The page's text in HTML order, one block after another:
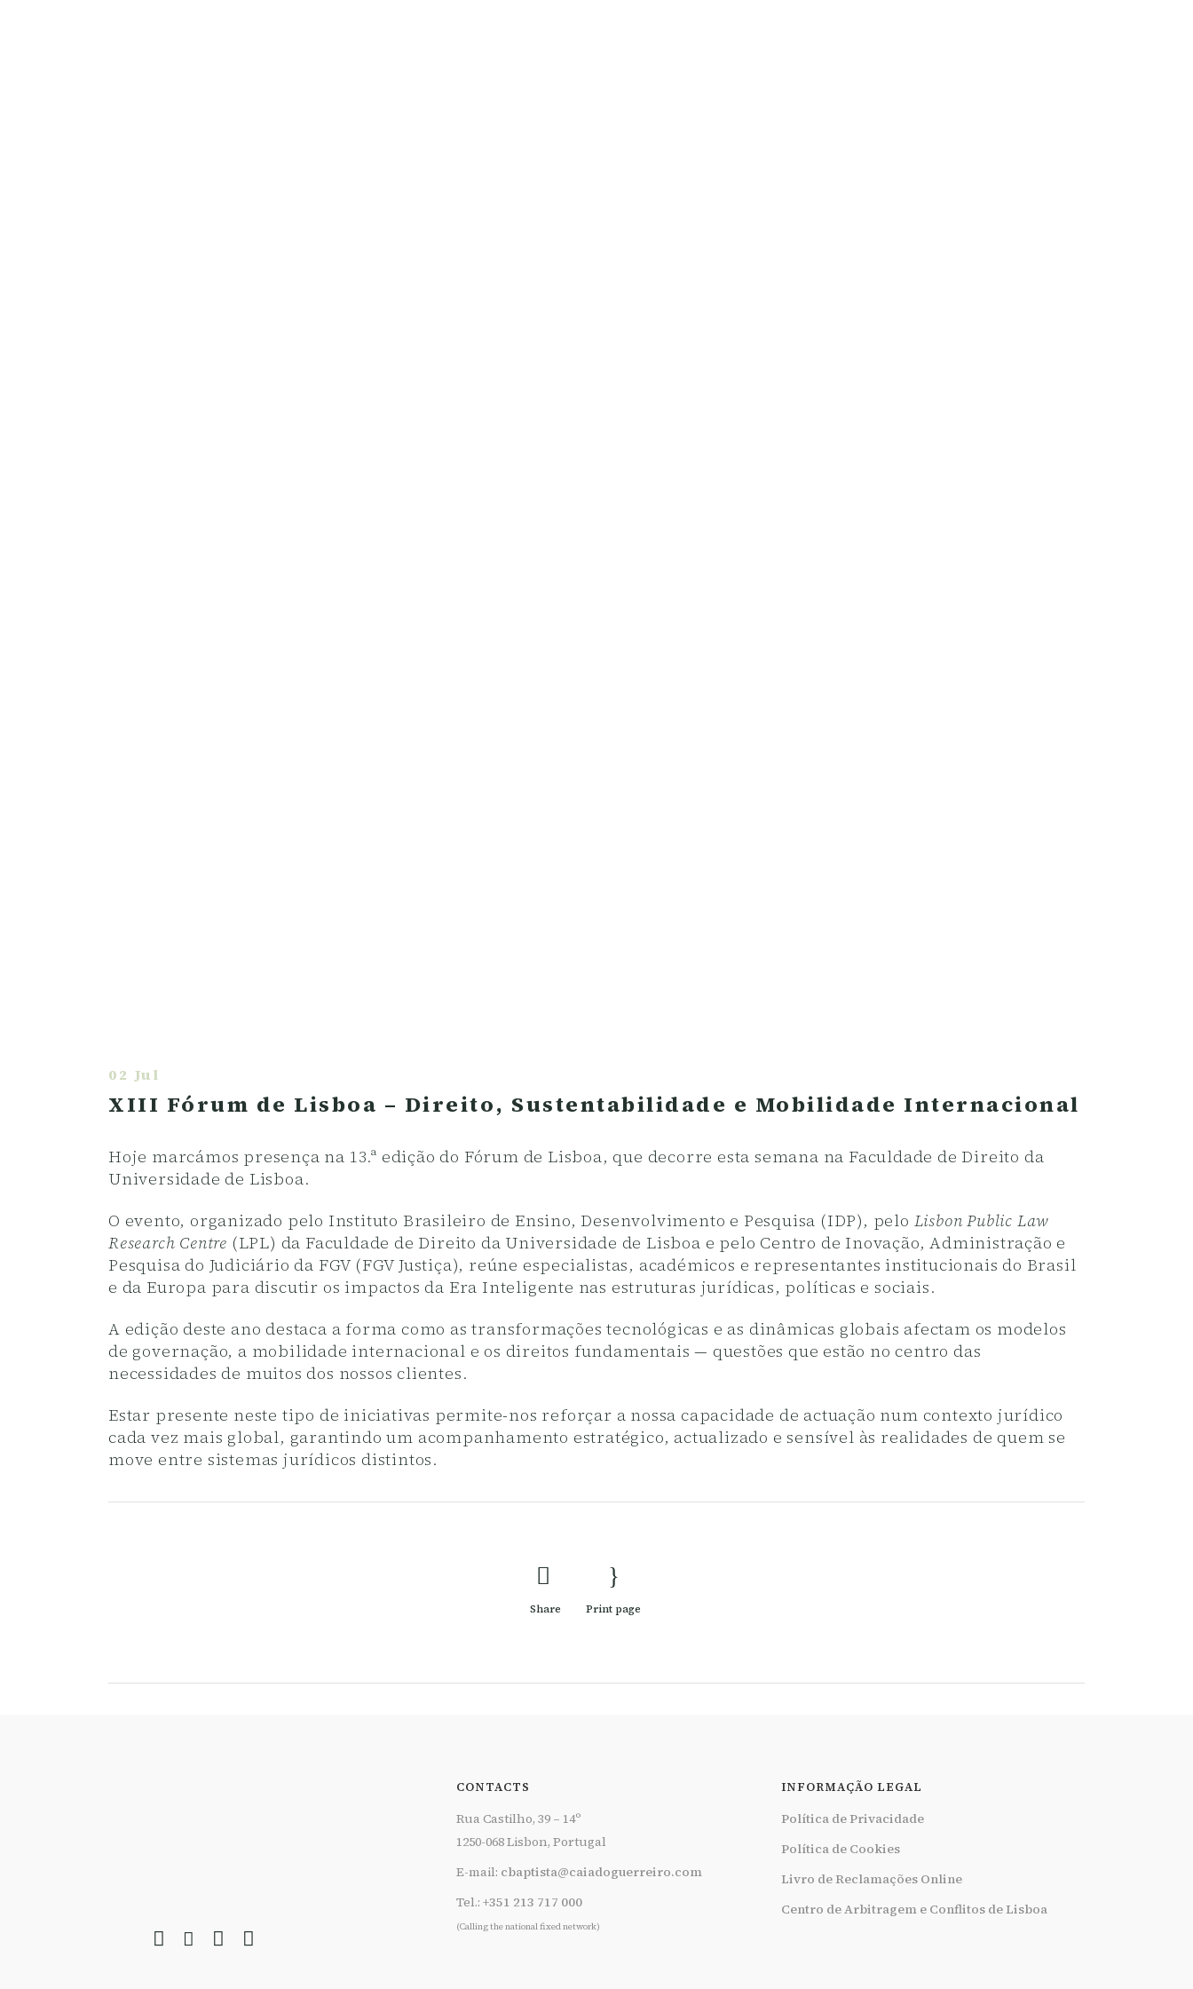
02 Jul
XIII Fórum de Lisboa – Direito, Sustentabilidade e Mobilidade Internacional
Hoje marcámos presença na 13.ª edição do Fórum de Lisboa, que decorre esta semana na Faculdade de Direito da
Universidade de Lisboa.
O evento, organizado pelo Instituto Brasileiro de Ensino, Desenvolvimento e Pesquisa (IDP), pelo Lisbon Public Law
Research Centre (LPL) da Faculdade de Direito da Universidade de Lisboa e pelo Centro de Inovação, Administração e
Pesquisa do Judiciário da FGV (FGV Justiça), reúne especialistas, académicos e representantes institucionais do Brasil
e da Europa para discutir os impactos da Era Inteligente nas estruturas jurídicas, políticas e sociais.
A edição deste ano destaca a forma como as transformações tecnológicas e as dinâmicas globais afectam os modelos
de governação, a mobilidade internacional e os direitos fundamentais — questões que estão no centro das
necessidades de muitos dos nossos clientes.
Estar presente neste tipo de iniciativas permite-nos reforçar a nossa capacidade de actuação num contexto jurídico
cada vez mais global, garantindo um acompanhamento estratégico, actualizado e sensível às realidades de quem se
move entre sistemas jurídicos distintos.
Share Print page
CONTACTS
Rua Castilho, 39 – 14º
1250-068 Lisbon, Portugal
E-mail: cbaptista@caiadoguerreiro.com
Tel.: +351 213 717 000
(Calling the national fixed network)
INFORMAÇÃO LEGAL
Política de Privacidade
Política de Cookies
Livro de Reclamações Online
Centro de Arbitragem e Conflitos de Lisboa